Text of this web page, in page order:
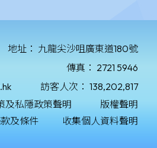
地址： 九龍尖沙咀廣東道180號
傳真： 2721 5946
訪客人次： 138,202,817
及私隱政策聲明
版權聲明
及條件 收集個人資料聲明